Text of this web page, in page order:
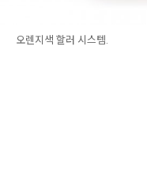
오렌지색 할러 시스템.